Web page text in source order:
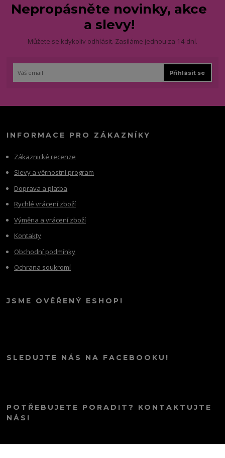
Nepropásněte novinky, akce
a slevy!
Můžete se kdykoliv odhlásit. Zasíláme jednou za 14 dní.
Přihlásit se
INFORMACE PRO ZÁKAZNÍKY
Zákaznické recenze
Slevy a věrnostní program
Doprava a platba
Rychlé vrácení zboží
Výměna a vrácení zboží
Kontakty
Obchodní podmínky
Ochrana soukromí
JSME OVĚŘENÝ ESHOP!
SLEDUJTE NÁS NA FACEBOOKU!
POTŘEBUJETE PORADIT? KONTAKTUJTE
NÁS!